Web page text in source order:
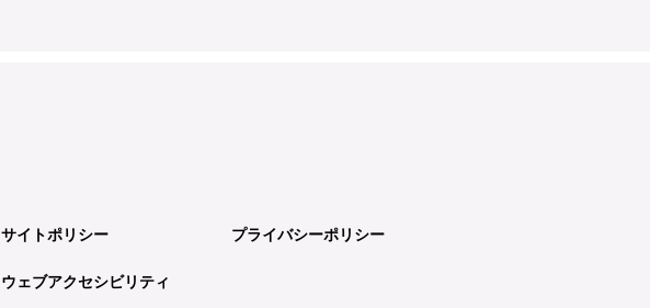
サイトポリシー プライバシーポリシー
ウェブアクセシビリティ